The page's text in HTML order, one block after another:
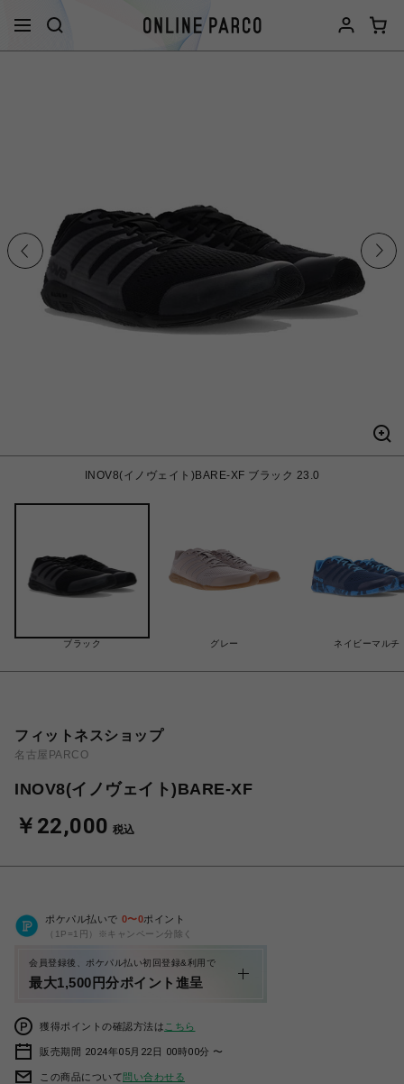
INOV8(イノヴェイト)BARE-XF ブラック 23.0
ブラック グレー ネイビーマルチ
フィットネスショップ
名古屋PARCO
INOV8(イノヴェイト)BARE-XF
￥22,000 税込
ポケパル払いで 0〜0ポイント
（1P=1円）※キャンペーン分除く
会員登録後、ポケパル払い初回登録&利用で
最大1,500円分ポイント進呈
獲得ポイントの確認方法は こちら
販売期間 2024年05月22日 00時00分 〜
この商品について問い合わせる